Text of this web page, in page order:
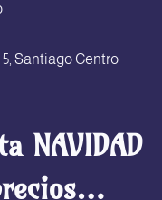
Santiago Centro
NAVIDAD